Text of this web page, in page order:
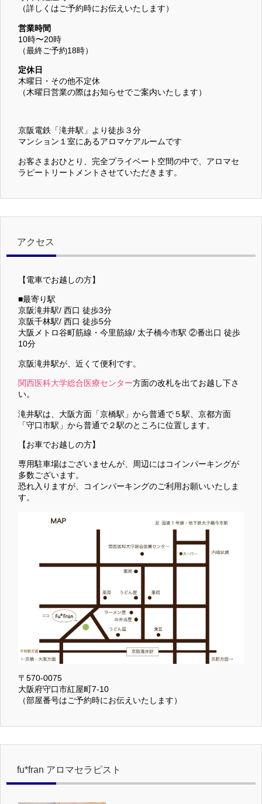
（詳しくはご予約時にお伝えいたします）
営業時間
10時〜20時
（最終ご予約18時）
定休日
木曜日・その他不定休
（木曜日営業の際はお知らせでご案内いたします）
京阪電鉄「滝井駅」より徒歩３分
マンション１室にあるアロマケアルームです
お客さまおひとり、完全プライベート空間の中で、アロマセ
ラピートリートメントさせていただきます。
アクセス
【電車でお越しの方】
■最寄り駅
京阪滝井駅/ 西口 徒歩3分
京阪千林駅/ 西口 徒歩5分
大阪メトロ谷町筋線・今里筋線/ 太子橋今市駅 ②番出口 徒歩
10分
京阪滝井駅が、近くて便利です。
関西医科大学総合医療センター方面の改札を出てお越し下さ
い。
滝井駅は、大阪方面「京橋駅」から普通で５駅、京都方面
「守口市駅」から普通で２駅のところに位置します。
【お車でお越しの方】
専用駐車場はございませんが、周辺にはコインパーキングが
多数ございます。
恐れ入りますが、コインパーキングのご利用お願いいたしま
す。
〒570-0075
大阪府守口市紅屋町7-10
（部屋番号はご予約時にお伝えいたします）
fu*fran アロマセラピスト